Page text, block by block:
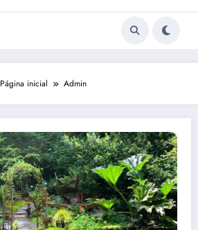
Página inicial Admin